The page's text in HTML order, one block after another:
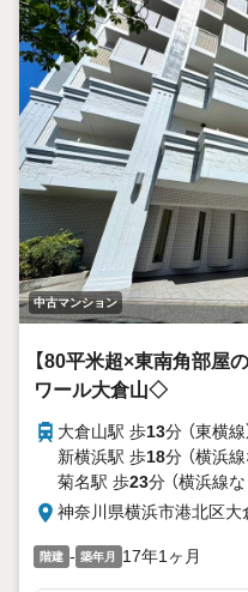
☆ご予約は『朝日土地建物
朝日土地建物グループは
全13店舗でその地域No.1
広告掲載していない物件
色々廻ったけど良い物件が
頭金無くても平気・・？
お家の買替えってどうす
まずは何でもお気軽にご
有資格者が丁寧にご説明
お問い合わせをお待ちし
中古マンション
【80平米超×東南角部屋
ワール大倉山◇
大倉山駅 歩13分 （東横線
新横浜駅 歩18分 （横浜線
菊名駅 歩23分 （横浜線
神奈川県横浜市港北区大
階建 - 築年月 17年1ヶ月